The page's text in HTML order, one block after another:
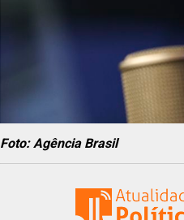
Foto: Agência Brasil